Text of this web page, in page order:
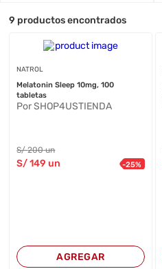
9 productos encontrados
NATROL
Melatonin Sleep 10mg, 100
tabletas
Por SHOP4USTIENDA
S/200 un
S/149 un -25%
AGREGAR